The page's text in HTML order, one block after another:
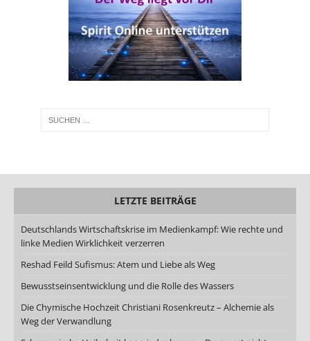
LETZTE BEITRÄGE
Deutschlands Wirtschaftskrise im Medienkampf: Wie rechte und
linke Medien Wirklichkeit verzerren
Reshad Feild Sufismus: Atem und Liebe als Weg
Bewusstseinsentwicklung und die Rolle des Wassers
Die Chymische Hochzeit Christiani Rosenkreutz – Alchemie als
Weg der Verwandlung